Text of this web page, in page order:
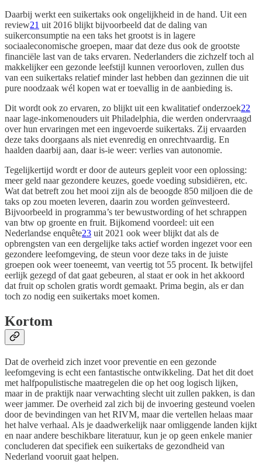
Daarbij werkt een suikertaks ook ongelijkheid in de hand. Uit een
review21 uit 2016 blijkt bijvoorbeeld dat de daling van
suikerconsumptie na een taks het grootst is in lagere
sociaaleconomische groepen, maar dat deze dus ook de grootste
financiële last van de taks ervaren. Nederlanders die zichzelf toch al
makkelijker een gezonde leefstijl kunnen veroorloven, zullen dus
van een suikertaks relatief minder last hebben dan gezinnen die uit
pure noodzaak wél kopen wat er toevallig in de aanbieding is.
Dit wordt ook zo ervaren, zo blijkt uit een kwalitatief onderzoek22
naar lage-inkomenouders uit Philadelphia, die werden ondervraagd
over hun ervaringen met een ingevoerde suikertaks. Zij ervaarden
deze taks doorgaans als niet evenredig en onrechtvaardig. En
haalden daarbij aan, daar is-ie weer: verlies van autonomie.
Tegelijkertijd wordt er door de auteurs gepleit voor een oplossing:
meer geld naar gezondere keuzes, goede voeding subsidiëren, etc.
Wat dat betreft zou het mooi zijn als de beoogde 850 miljoen die de
taks op zou moeten leveren, daarin zou worden geïnvesteerd.
Bijvoorbeeld in programma’s ter bewustwording of het schrappen
van btw op groente en fruit. Bijkomend voordeel: uit een
Nederlandse enquête23 uit 2021 ook weer blijkt dat als de
opbrengsten van een dergelijke taks actief worden ingezet voor een
gezondere leefomgeving, de steun voor deze taks in de juiste
groepen ook weer toeneemt, van veertig tot 55 procent. Ik betwijfel
eerlijk gezegd of dat gaat gebeuren, al staat er ook in het akkoord
dat fruit op scholen gratis wordt gemaakt. Prima begin, als er dan
toch zo nodig een suikertaks moet komen.
Kortom
Dat de overheid zich inzet voor preventie en een gezonde
leefomgeving is echt een fantastische ontwikkeling. Dat het dit doet
met halfpopulistische maatregelen die op het oog logisch lijken,
maar in de praktijk naar verwachting slecht uit zullen pakken, is dan
weer jammer. De overheid zal zich bij de invoering gesteund voelen
door de bevindingen van het RIVM, maar die vertellen helaas maar
het halve verhaal. Als je daadwerkelijk naar omliggende landen kijkt
en naar andere beschikbare literatuur, kun je op geen enkele manier
concluderen dat specifiek een suikertaks de gezondheid van
Nederland vooruit gaat helpen.